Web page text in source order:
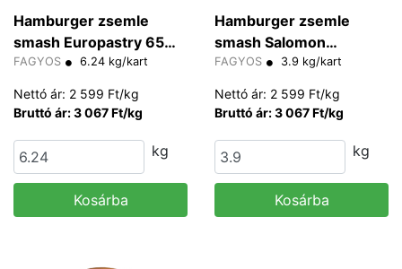
Hamburger zsemle
smash Europastry 65
g/db
FAGYOS 6.24 kg/kart
Nettó ár: 2 599 Ft/kg
Bruttó ár: 3 067 Ft/kg
kg
Kosárba
Hamburger zsemle
smash Salomon
FoodWorld 65 g/db
FAGYOS 3.9 kg/kart
Nettó ár: 2 599 Ft/kg
Bruttó ár: 3 067 Ft/kg
kg
Kosárba